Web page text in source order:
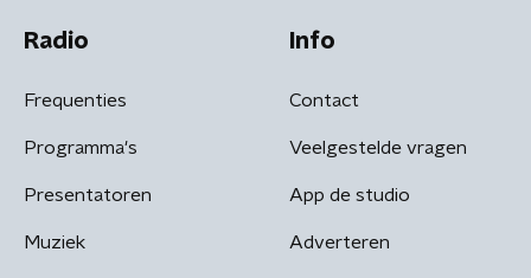
Radio
Frequenties
Programma's
Presentatoren
Muziek
Info
Contact
Veelgestelde vragen
App de studio
Adverteren